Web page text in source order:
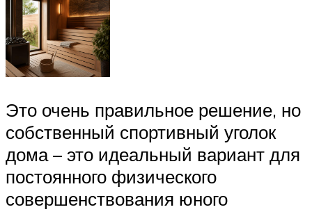
Это очень правильное решение, но
собственный спортивный уголок
дома – это идеальный вариант для
постоянного физического
совершенствования юного